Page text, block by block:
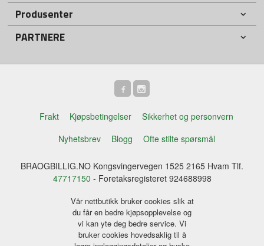
Produsenter
PARTNERE
Frakt Kjøpsbetingelser
Sikkerhet og personvern
Nyhetsbrev
Blogg Ofte stilte spørsmål
BRAOGBILLIG.NO Kongsvingervegen 1525 2165 Hvam Tlf.
47717150 - Foretaksregisteret 924688998
Vår nettbutikk bruker cookies slik at
du får en bedre kjøpsopplevelse og
vi kan yte deg bedre service. Vi
bruker cookies hovedsaklig til å